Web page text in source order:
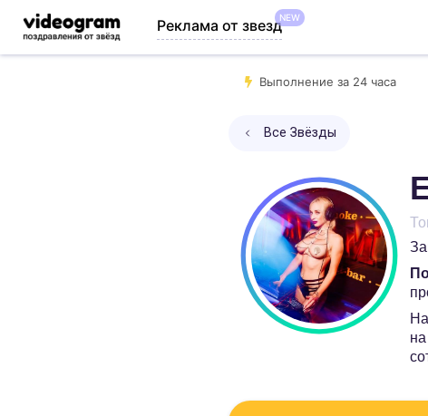
Реклама от звездNEW
Выполнение за 24 часа
Все Звёзды